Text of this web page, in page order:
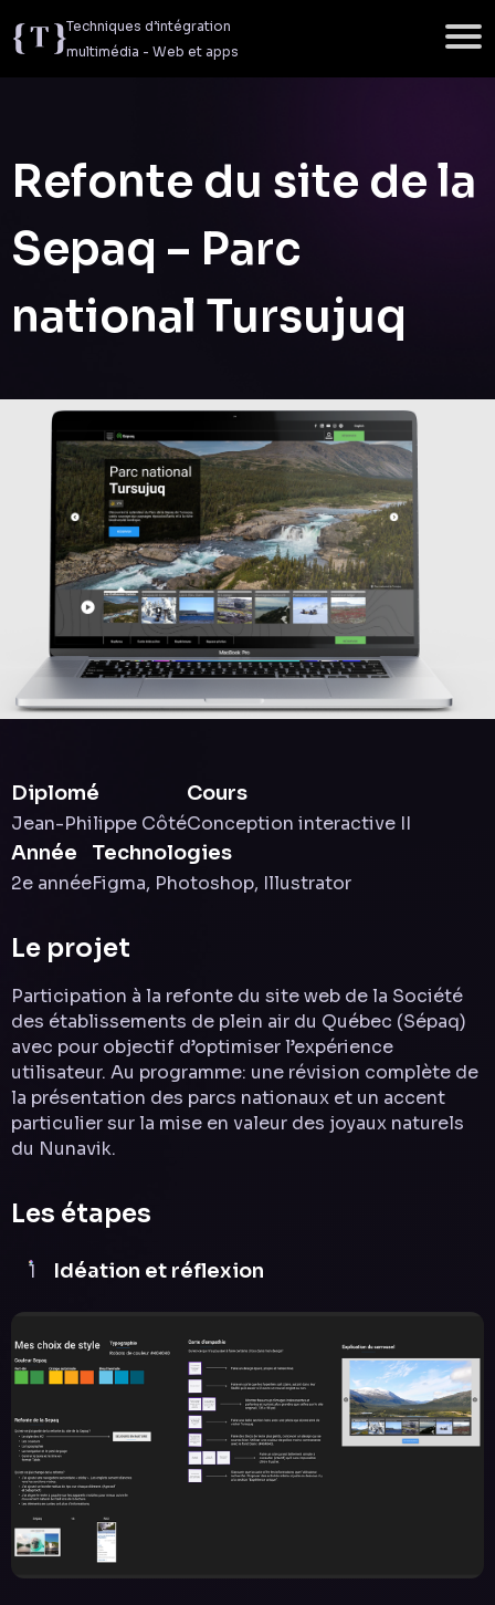
Techniques d’intégration
multimédia - Web et apps
Refonte du site de la
Sepaq – Parc
national Tursujuq
Diplomé
Jean-Philippe Côté
Cours
Conception interactive II
Année
2e année
Technologies
Figma, Photoshop, Illustrator
Le projet
Participation à la refonte du site web de la Société
des établissements de plein air du Québec (Sépaq)
avec pour objectif d’optimiser l’expérience
utilisateur. Au programme: une révision complète de
la présentation des parcs nationaux et un accent
particulier sur la mise en valeur des joyaux naturels
du Nunavik.
Les étapes
1 Idéation et réflexion